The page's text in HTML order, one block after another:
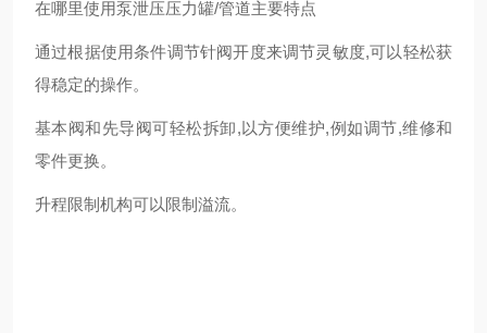
在哪里使用泵泄压压力罐/管道主要特点
通过根据使用条件调节针阀开度来调节灵敏度,可以轻松获
得稳定的操作。
基本阀和先导阀可轻松拆卸,以方便维护,例如调节,维修和
零件更换。
升程限制机构可以限制溢流。